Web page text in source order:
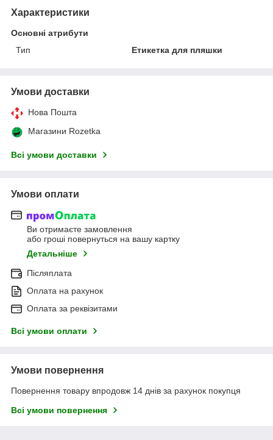
Характеристики
Основні атрибути
Тип
Етикетка для пляшки
Умови доставки
Нова Пошта
Магазини Rozetka
Всі умови доставки
Умови оплати
Ви отримаєте замовлення
або гроші повернуться на вашу картку
Детальніше
Післяплата
Оплата на рахунок
Оплата за реквізитами
Всі умови оплати
Умови повернення
Повернення товару впродовж 14 днів за рахунок покупця
Всі умови повернення